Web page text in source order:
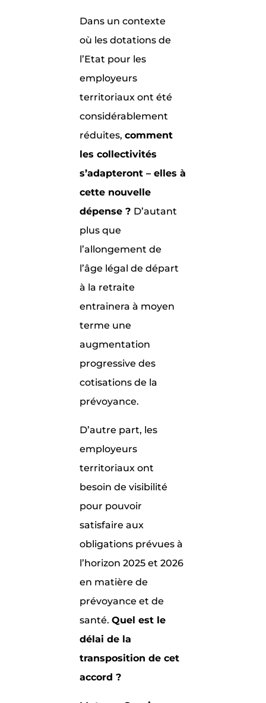
Dans un contexte
où les dotations de
l’Etat pour les
employeurs
territoriaux ont été
considérablement
réduites, comment
les collectivités
s’adapteront – elles à
cette nouvelle
dépense ? D’autant
plus que
l’allongement de
l’âge légal de départ
à la retraite
entrainera à moyen
terme une
augmentation
progressive des
cotisations de la
prévoyance.
D’autre part, les
employeurs
territoriaux ont
besoin de visibilité
pour pouvoir
satisfaire aux
obligations prévues à
l’horizon 2025 et 2026
en matière de
prévoyance et de
santé. Quel est le
délai de la
transposition de cet
accord ?